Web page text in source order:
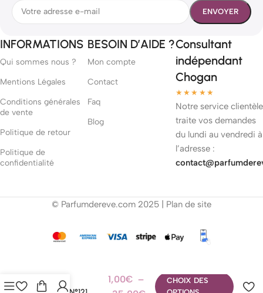
INFORMATIONS
Qui sommes nous ?
Mentions Légales
Conditions générales
de vente
Politique de retour
Politique de
confidentialité
BESOIN D’AIDE ?
Mon compte
Contact
Faq
Blog
Consultant
indépendant
Chogan
★★★★★
Notre service clientèle
traite vos demandes
du lundi au vendredi à
l’adresse :
© Parfumdereve.com 2025 | Plan de site
Parfum
1,00€ –
CHOIX DES